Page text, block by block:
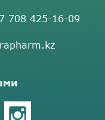
708 425-16-09